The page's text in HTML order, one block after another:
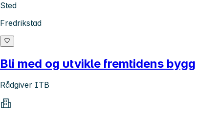
Sted
Fredrikstad
Bli med og utvikle fremtidens bygg
Rådgiver ITB